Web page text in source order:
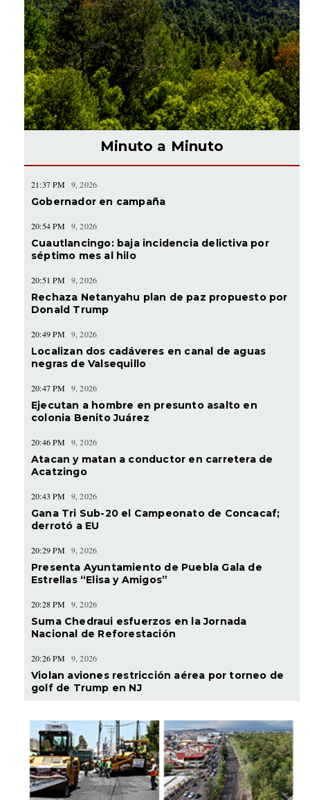
Minuto a Minuto
21:37 PM 9, 2026
Gobernador en campaña
20:54 PM 9, 2026
Cuautlancingo: baja incidencia delictiva por
séptimo mes al hilo
20:51 PM 9, 2026
Rechaza Netanyahu plan de paz propuesto por
Donald Trump
20:49 PM 9, 2026
Localizan dos cadáveres en canal de aguas
negras de Valsequillo
20:47 PM 9, 2026
Ejecutan a hombre en presunto asalto en
colonia Benito Juárez
20:46 PM 9, 2026
Atacan y matan a conductor en carretera de
Acatzingo
20:43 PM 9, 2026
Gana Tri Sub-20 el Campeonato de Concacaf;
derrotó a EU
20:29 PM 9, 2026
Presenta Ayuntamiento de Puebla Gala de
Estrellas “Elisa y Amigos”
20:28 PM 9, 2026
Suma Chedraui esfuerzos en la Jornada
Nacional de Reforestación
20:26 PM 9, 2026
Violan aviones restricción aérea por torneo de
golf de Trump en NJ